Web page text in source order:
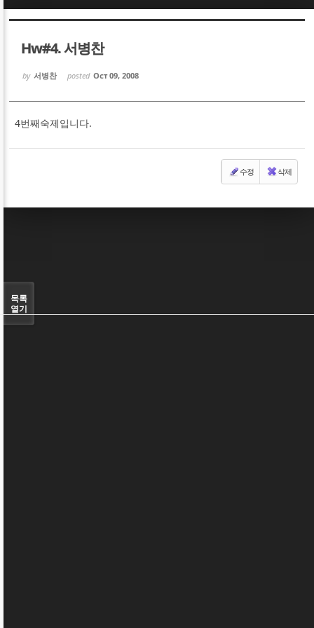
Hw#4. 서병찬
by 서병찬 posted Oct 09, 2008
4번째숙제입니다.
수정 삭제
목록
열기
Sketchbook5, 스케치북5
Sketchbook5, 스케치북5
Sketchbook5, 스케치북5
Sketchbook5, 스케치북5